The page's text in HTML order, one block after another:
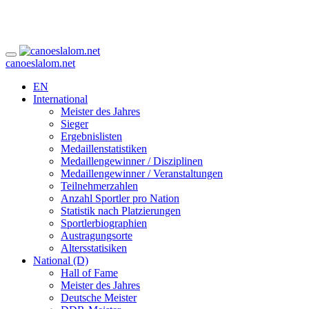
canoeslalom.net
EN
International
Meister des Jahres
Sieger
Ergebnislisten
Medaillenstatistiken
Medaillengewinner / Disziplinen
Medaillengewinner / Veranstaltungen
Teilnehmerzahlen
Anzahl Sportler pro Nation
Statistik nach Platzierungen
Sportlerbiographien
Austragungsorte
Altersstatisiken
National (D)
Hall of Fame
Meister des Jahres
Deutsche Meister